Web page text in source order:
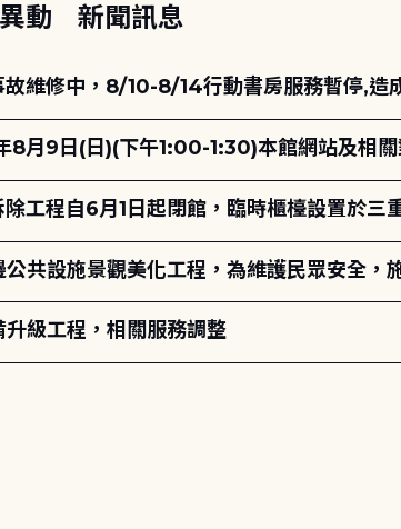
動 新聞訊息
故維修中，8/10-8/14行動書房服務暫停,造
8月9日(日)(下午1:00-1:30)本館網站及相
工程自6月1日起閉館，臨時櫃檯設置於三
公共設施景觀美化工程，為維護民眾安全，
升級工程，相關服務調整